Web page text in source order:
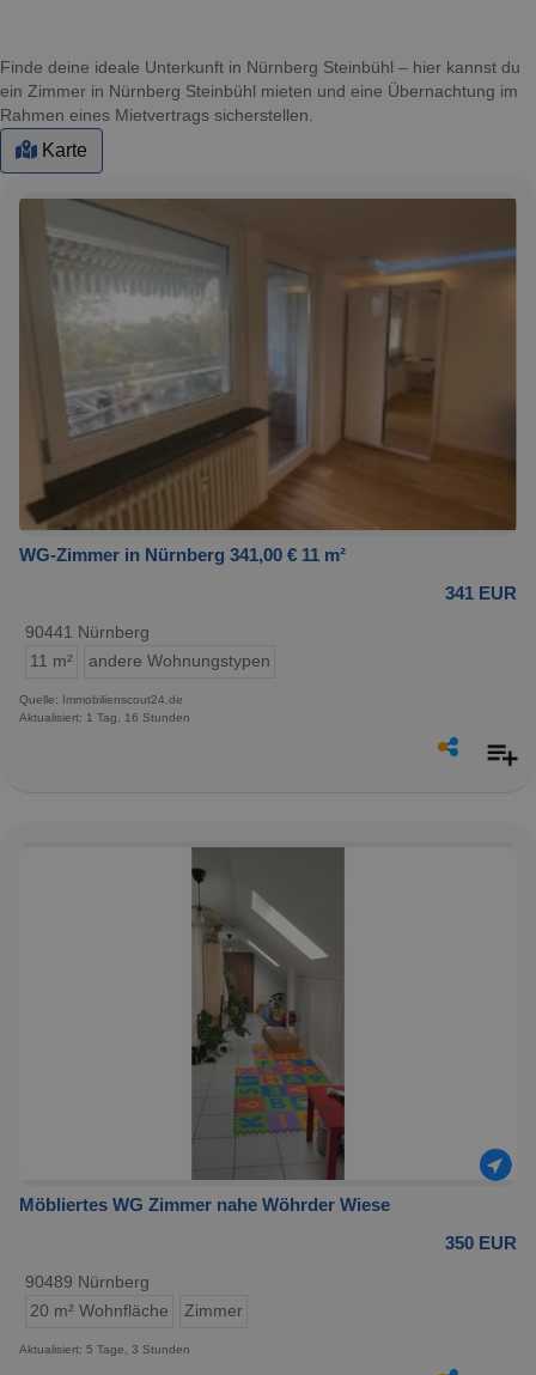
Finde deine ideale Unterkunft in Nürnberg Steinbühl – hier kannst du
ein Zimmer in Nürnberg Steinbühl mieten und eine Übernachtung im
Rahmen eines Mietvertrags sicherstellen.
Karte
WG-Zimmer in Nürnberg 341,00 € 11 m²
341 EUR
90441 Nürnberg
11 m²
andere Wohnungstypen
Quelle: Immobilienscout24.de
Aktualisiert: 1 Tag, 16 Stunden
Möbliertes WG Zimmer nahe Wöhrder Wiese
350 EUR
90489 Nürnberg
20 m² Wohnfläche
Zimmer
Aktualisiert: 5 Tage, 3 Stunden